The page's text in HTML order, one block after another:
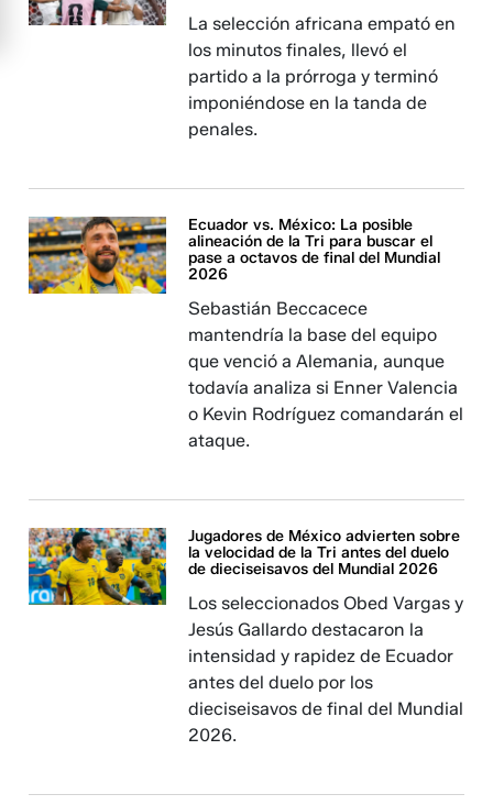
La selección africana empató en
los minutos finales, llevó el
partido a la prórroga y terminó
imponiéndose en la tanda de
penales.
Ecuador vs. México: La posible
alineación de la Tri para buscar el
pase a octavos de final del Mundial
2026
Sebastián Beccacece
mantendría la base del equipo
que venció a Alemania, aunque
todavía analiza si Enner Valencia
o Kevin Rodríguez comandarán el
ataque.
Jugadores de México advierten sobre
la velocidad de la Tri antes del duelo
de dieciseisavos del Mundial 2026
Los seleccionados Obed Vargas y
Jesús Gallardo destacaron la
intensidad y rapidez de Ecuador
antes del duelo por los
dieciseisavos de final del Mundial
2026.